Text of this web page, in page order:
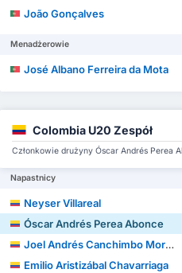
João Gonçalves
Menadżerowie
José Albano Ferreira da Mota
Colombia U20 Zespół
Członkowie drużyny Óscar Andrés Perea
Napastnicy
Neyser Villareal
Óscar Andrés Perea Abonce
Joel Andrés Canchimbo Morales
Emilio Aristizábal Chavarriaga